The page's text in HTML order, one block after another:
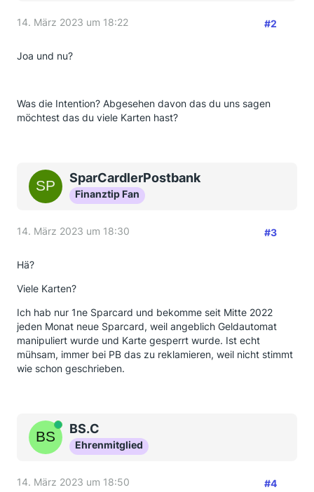
14. März 2023 um 18:22 #2
Joa und nu?
Was die Intention? Abgesehen davon das du uns sagen
möchtest das du viele Karten hast?
SparCardlerPostbank
Finanztip Fan
14. März 2023 um 18:30 #3
Hä?
Viele Karten?
Ich hab nur 1ne Sparcard und bekomme seit Mitte 2022
jeden Monat neue Sparcard, weil angeblich Geldautomat
manipuliert wurde und Karte gesperrt wurde. Ist echt
mühsam, immer bei PB das zu reklamieren, weil nicht stimmt
wie schon geschrieben.
OnlineBS.C
Ehrenmitglied
14. März 2023 um 18:50 #4